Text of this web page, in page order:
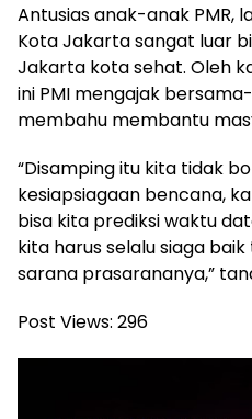
Antusias anak-anak PMR,
Kota Jakarta sangat luar
Jakarta kota sehat. Oleh
ini PMI mengajak
membahu membantu
“Disamping itu kita tidak
kesiapsiagaan bencana,
bisa kita prediksi waktu
kita harus selalu siaga
sarana prasarananya,”
Post Views: 296